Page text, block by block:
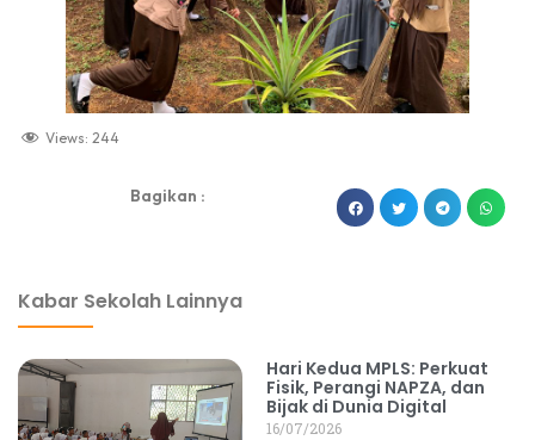
Views: 244
Bagikan :
Kabar Sekolah Lainnya
Hari Kedua MPLS: Perkuat
Fisik, Perangi NAPZA, dan
Bijak di Dunia Digital
16/07/2026